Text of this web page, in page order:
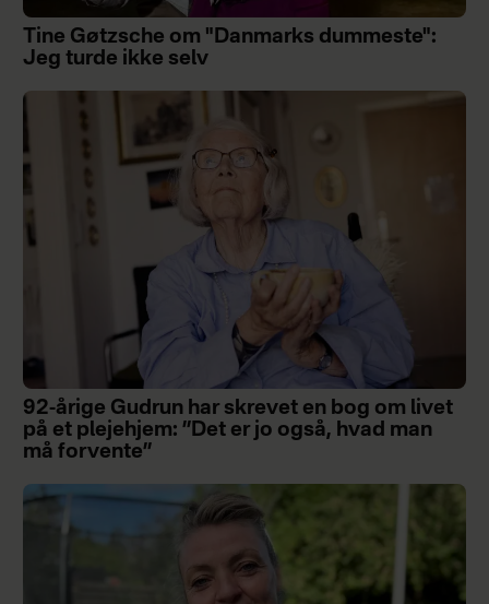
Tine Gøtzsche om "Danmarks dummeste":
Jeg turde ikke selv
92-årige Gudrun har skrevet en bog om livet
på et plejehjem: ”Det er jo også, hvad man
må forvente”